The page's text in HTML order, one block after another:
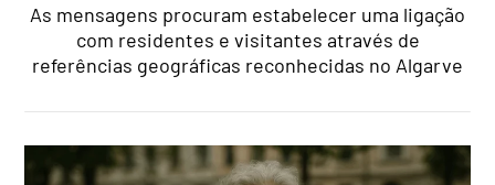
As mensagens procuram estabelecer uma ligação
com residentes e visitantes através de
referências geográficas reconhecidas no Algarve